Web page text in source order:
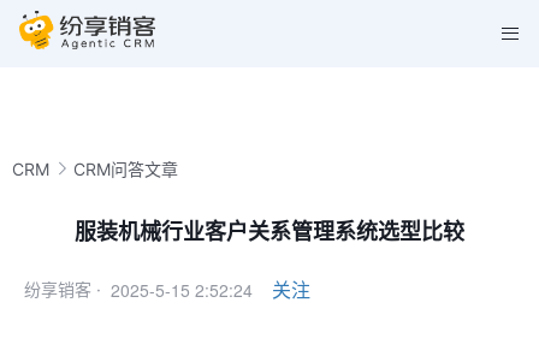
CRM CRM问答文章
服装机械行业客户关系管理系统选型比较
纷享销客 · 2025-5-15 2:52:24 关注